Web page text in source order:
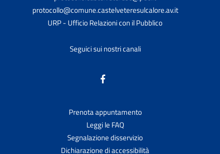
protocollo@comune.castelveteresulcalore.av.it
URP - Ufficio Relazioni con il Pubblico
Seguici sui nostri canali
Prenota appuntamento
Leggi le FAQ
Segnalazione disservizio
Dichiarazione di accessibilità